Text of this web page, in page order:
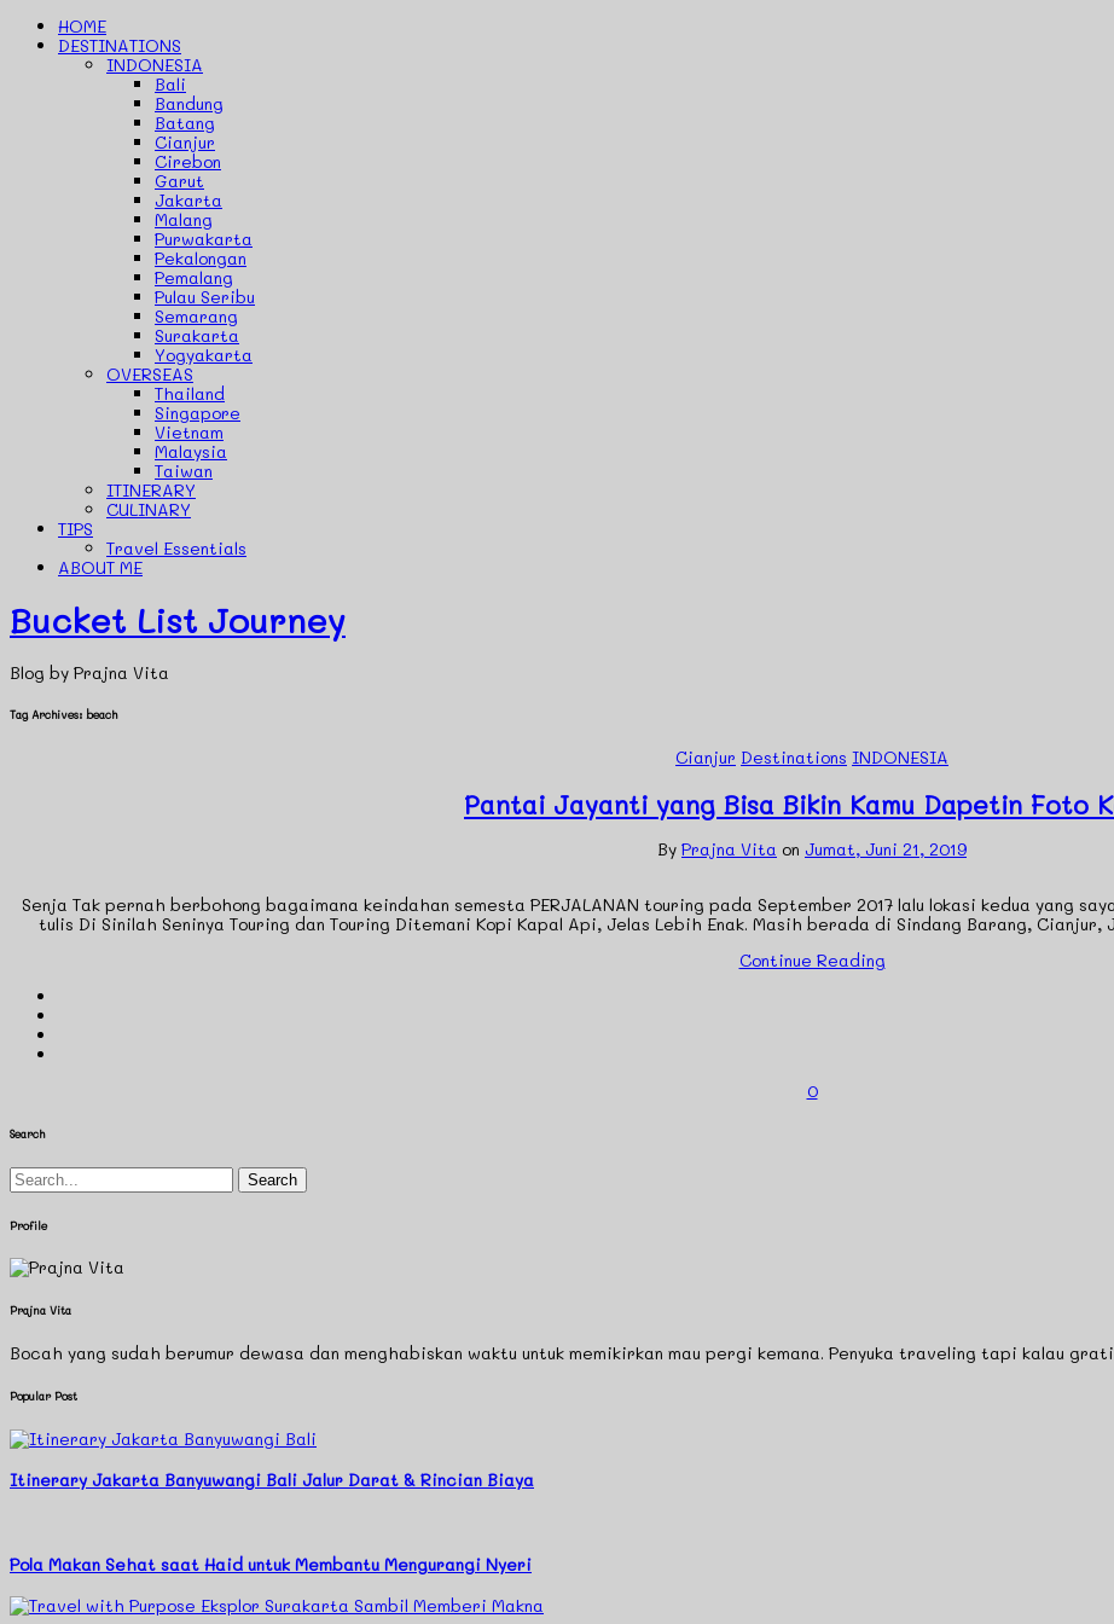
HOME
DESTINATIONS
INDONESIA
Bali
Bandung
Batang
Cianjur
Cirebon
Garut
Jakarta
Malang
Purwakarta
Pekalongan
Pemalang
Pulau Seribu
Semarang
Surakarta
Yogyakarta
OVERSEAS
Thailand
Singapore
Vietnam
Malaysia
Taiwan
ITINERARY
CULINARY
TIPS
Travel Essentials
ABOUT ME
Bucket List Journey
Blog by Prajna Vita
Tag Archives: beach
Cianjur Destinations INDONESIA
Pantai Jayanti yang Bisa Bikin Kamu Dapetin Foto
By Prajna Vita on Jumat, Juni 21, 2019
Senja Tak pernah berbohong bagaimana keindahan semesta PERJALANAN touring pada September 2017 lalu lokasi kedua yang
tulis Di Sinilah Seninya Touring dan Touring Ditemani Kopi Kapal Api, Jelas Lebih Enak. Masih berada di Sindang Barang,
Continue Reading
0
Search
Search
for:
Profile
Prajna Vita
Bocah yang sudah berumur dewasa dan menghabiskan waktu untuk memikirkan mau pergi kemana. Penyuka traveling tapi kalau
Popular Post
Itinerary Jakarta Banyuwangi Bali Jalur Darat & Rincian Biaya
Pola Makan Sehat saat Haid untuk Membantu Mengurangi Nyeri